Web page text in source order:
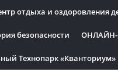
отдыха и оздоровления
безопасности
Технопарк «Кванториум»